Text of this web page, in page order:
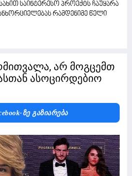
საინტერესო პროექტს ჩაუყარა
რამდენიმე წელი
არ მოგცემთ
ასოცირდებიო
Ზე Გაზიარება